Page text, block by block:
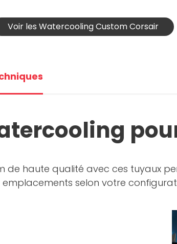
Voir les Watercooling Custom Corsair
de haute qualité avec ces tuyaux
selon votre